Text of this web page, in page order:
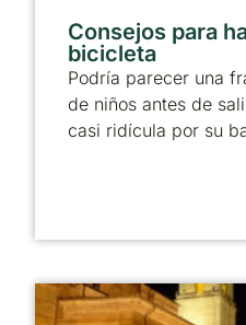
Consejos para
bicicleta
Podría parecer una
de niños antes de
casi ridícula por su